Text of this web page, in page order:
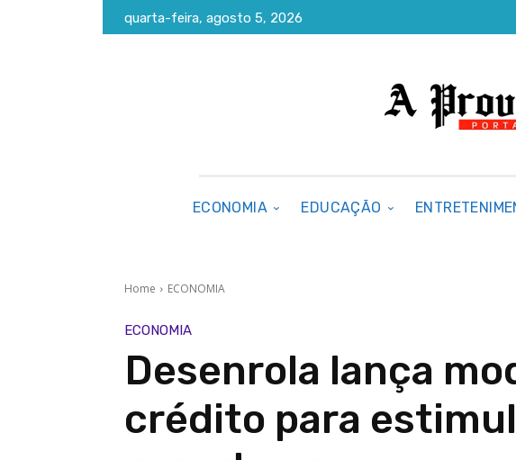
quarta-feira, agosto 5, 2026
ECONOMIA EDUCAÇÃO
Home ECONOMIA
ECONOMIA
Desenrola lança
crédito para